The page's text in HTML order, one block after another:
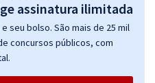
seu bolso. São mais de 25 mil
concursos públicos, com